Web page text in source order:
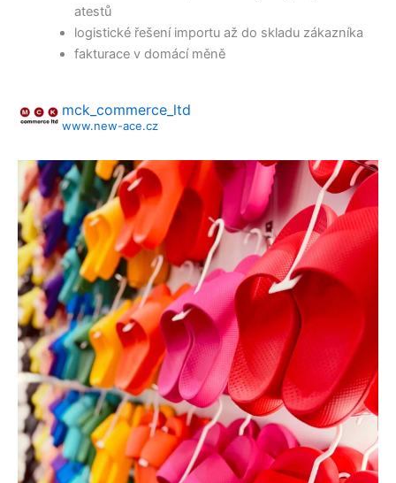
atestů
logistické řešení importu až do skladu zákazníka
fakturace v domácí měně
mck_commerce_ltd
www.new-ace.cz